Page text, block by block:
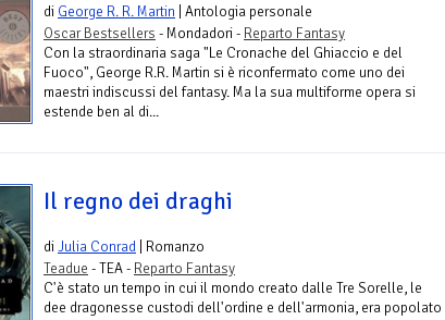
di George R. R. Martin | Antologia personale
Oscar Bestsellers - Mondadori - Reparto Fantasy
Con la straordinaria saga "Le Cronache del Ghiaccio e del
Fuoco", George R.R. Martin si è riconfermato come uno dei
maestri indiscussi del fantasy. Ma la sua multiforme opera si
estende ben al di...
Il regno dei draghi
diJulia Conrad | Romanzo
Teadue - TEA - Reparto Fantasy
C'è stato un tempo in cui il mondo creato dalle Tre Sorelle, le
dee dragonesse custodi dell'ordine e dell'armonia, era popolato